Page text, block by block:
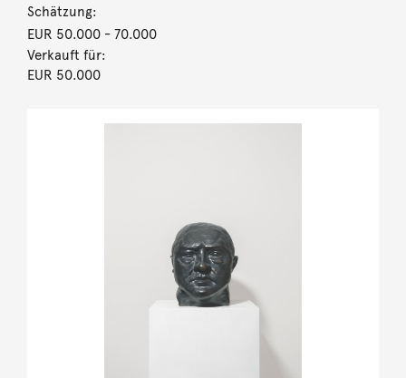
Schätzung:
EUR 50.000- 70.000
Verkauft für:
EUR 50.000